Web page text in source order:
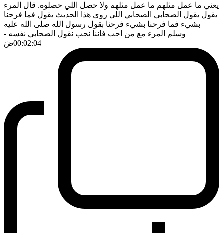
يعني ما عمل مثلهم ما عمل مثلهم ولا حصل اللي حصلوه. قال المرء
يقول يقول الصحابي الصحابي اللي روى هذا الحديث يقول فما فرحنا
بشيء فما فرحنا بشيء فرحنا بقول رسول الله صلى الله عليه
وسلم المرء مع من احب فاننا نحب نقول الصحابي نفسه -
00:02:04ضَ